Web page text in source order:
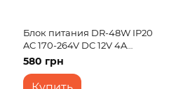
Блок питания DR-48W IP20
AC 170-264V DC 12V 4A
Output led
580 грн